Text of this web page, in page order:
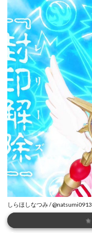
しらほしなつみ / @natsumi0913
★